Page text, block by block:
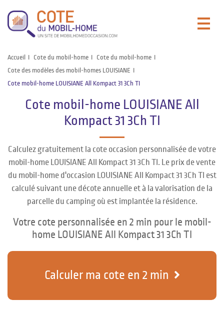
Accueil Cote du mobil-home
Cote du mobil-home
Cote des modèles des mobil-homes LOUISIANE
Cote mobil-home LOUISIANE All Kompact 31 3Ch TI
Cote mobil-home LOUISIANE All
Kompact 31 3Ch TI
Calculez gratuitement la cote occasion personnalisée de votre
mobil-home LOUISIANE All Kompact 31 3Ch TI. Le prix de vente
du mobil-home d'occasion LOUISIANE All Kompact 31 3Ch TI est
calculé suivant une décote annuelle et à la valorisation de la
parcelle du camping où est implantée la résidence.
Votre cote personnalisée en 2 min pour le mobil-
home LOUISIANE All Kompact 31 3Ch TI
Calculer ma cote en 2 min